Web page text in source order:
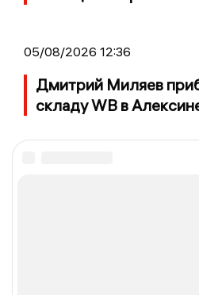
05/08/2026 12:36
Дмитрий Миляев
складу WB в